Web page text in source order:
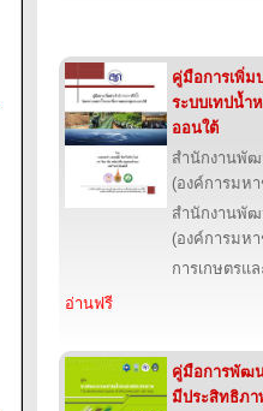
คู่มือการเพิ่ม
ระบบเทปน้ำ
ออนใต้
สำนักงานพัฒ
(องค์การมห
สำนักงานพัฒ
(องค์การมห
การเกษตรแ
อ่านฟรี
คู่มือการพัฒ
มีประสิทธิภา